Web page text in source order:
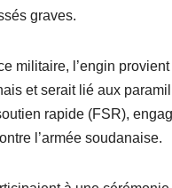
graves.
militaire, l’engin provient
et serait lié aux
rapide (FSR),
l’armée soudanaise.